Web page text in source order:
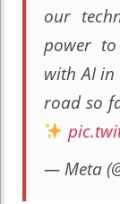
our
power
with AI in
road so
— Meta